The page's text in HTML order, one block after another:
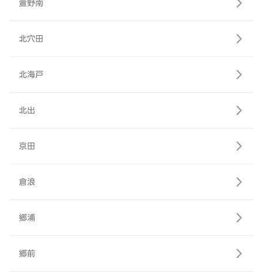
萱野南
北穴田
北海戸
北出
京田
倉浪
郷浦
郷前